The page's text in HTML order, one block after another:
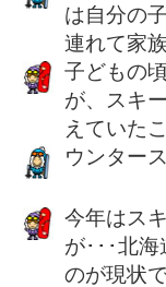
は自分の
連れて家
子どもの
が、スキ
えていた
ウンター
今年はス
が･･･北
のが現状